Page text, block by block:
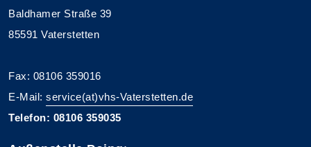
Baldhamer Straße 39
85591 Vaterstetten
Fax: 08106 359016
E-Mail: service(at)vhs-Vaterstetten.de
Telefon: 08106 359035